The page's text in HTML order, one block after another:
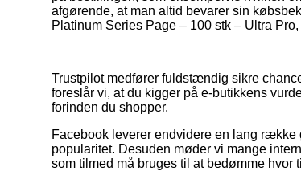
afgørende, at man altid bevarer sin
Platinum Series Page – 100 stk – Ultra
Trustpilot medfører fuldstændig sikre
foreslår vi, at du kigger på e-butikkens
forinden du shopper.
Facebook leverer endvidere en lang
popularitet. Desuden møder vi mange
som tilmed må bruges til at bedømme hvor